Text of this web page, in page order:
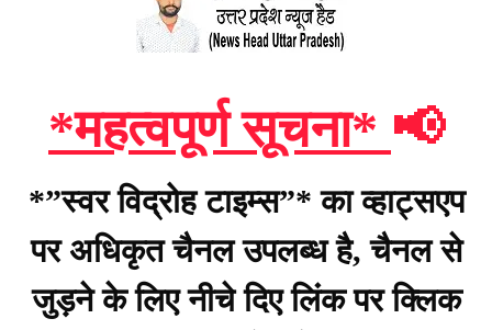
*महत्वपूर्ण सूचना* 📢
*”स्वर विद्रोह टाइम्स”* का व्हाट्सएप
पर अधिकृत चैनल उपलब्ध है, चैनल से
जुड़ने के लिए नीचे दिए लिंक पर क्लिक